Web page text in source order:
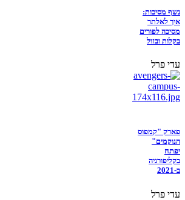
נשף מסיכות:
איך לאלתר
מסיכה לפורים
בקלות ובזול
עדי פרל
פארק "קמפוס
הנוקמים"
יפתח
בקליפורניה
ב-2021
עדי פרל